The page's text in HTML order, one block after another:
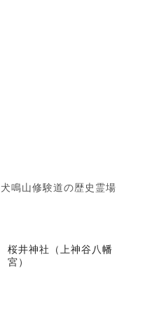
犬鳴山修験道の歴史霊場
桜井神社（上神谷八幡
宮）